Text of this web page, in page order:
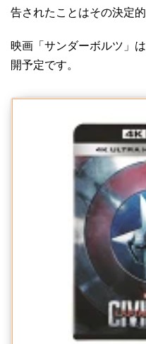
告されたことはその決定
映画「サンダーボルツ」
開予定です。